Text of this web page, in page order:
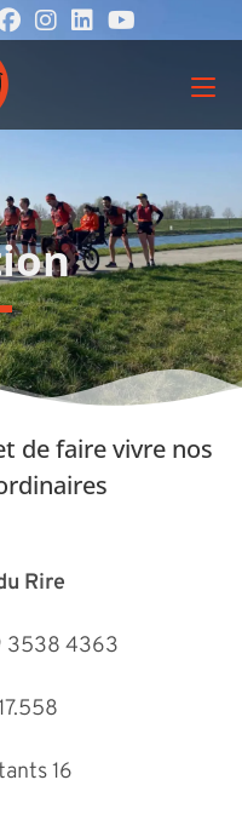
de faire vivre nos
Rire
3538 4363
16